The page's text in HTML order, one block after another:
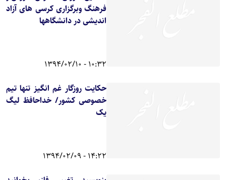
فرهنگ وبرگزاری کرسی های آزاد
اندیشی در دانشگاهها
10:32 - 1394/02/10
حکایت روزگار غم انگیز تنها تیم
خصوصی کشور/ خداحافظ لیگ
یک
14:22 - 1394/02/09